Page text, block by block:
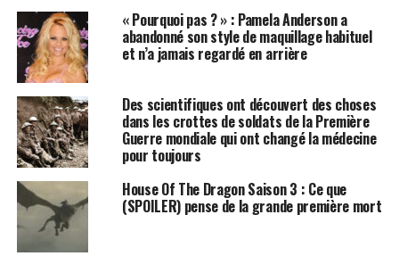
« Pourquoi pas ? » : Pamela Anderson a
abandonné son style de maquillage habituel
et n’a jamais regardé en arrière
Des scientifiques ont découvert des choses
dans les crottes de soldats de la Première
Guerre mondiale qui ont changé la médecine
pour toujours
House Of The Dragon Saison 3 : Ce que
(SPOILER) pense de la grande première mort